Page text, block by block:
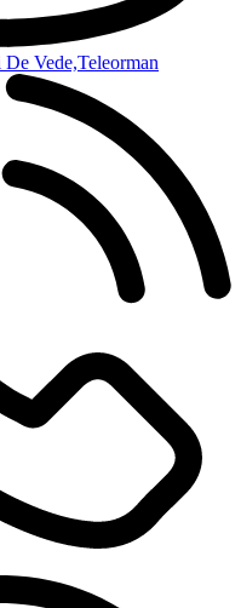
Vede,Teleorman